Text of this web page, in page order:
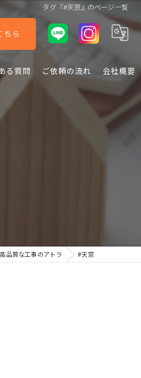
タグ『#天窓』のページ一覧
ちら
る質問 ご依頼の流れ 会社概要
品質な工事のアトラ #天窓